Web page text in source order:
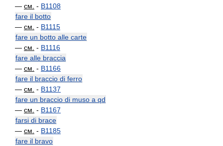
— см. - B1108
fare il botto
— см. - B1115
fare un botto alle carte
— см. - B1116
fare alle braccia
— см. - B1166
fare il braccio di ferro
— см. - B1137
fare un braccio di muso a qd
— см. - B1167
farsi di brace
— см. - B1185
fare il bravo